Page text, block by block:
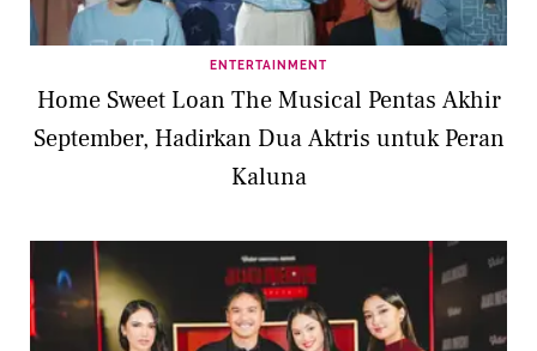
ENTERTAINMENT
Home Sweet Loan The Musical Pentas Akhir
September, Hadirkan Dua Aktris untuk Peran
Kaluna